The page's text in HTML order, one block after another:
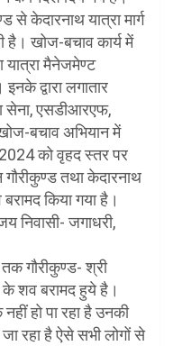
से केदारनाथ यात्रा मार्ग
है। खोज-बचाव कार्य में
मैनेजमेण्ट
द्वारा लगातार
सेना, एसडीआरएफ,
बचाव अभियान में
को वृहद स्तर पर
तथा केदारनाथ
किया गया है।
निवासी- जगाधरी,
गौरीकुण्ड- श्री
के शव बरामद हुये है।
हो पा रहा है उनकी
रहा है ऐसे सभी लोगों से